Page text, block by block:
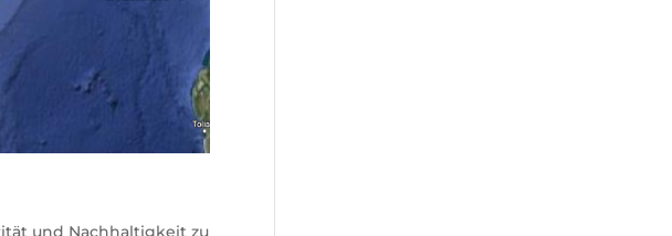
und Nachhaltigkeit zu